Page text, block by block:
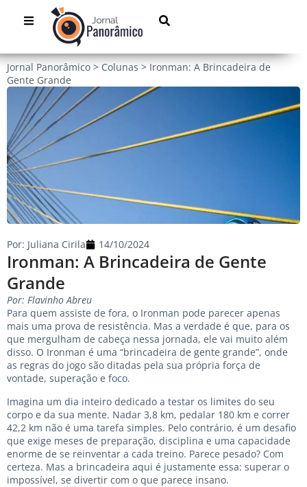
Jornal Panorâmico > Colunas > Ironman: A Brincadeira de
Gente Grande
Ironman: A Brincadeira de Gente
Grande
Por: Juliana Cirila 14/10/2024
Por: Flavinho Abreu
Para quem assiste de fora, o Ironman pode parecer apenas
mais uma prova de resistência. Mas a verdade é que, para os
que mergulham de cabeça nessa jornada, ele vai muito além
disso. O Ironman é uma “brincadeira de gente grande”, onde
as regras do jogo são ditadas pela sua própria força de
vontade, superação e foco.
Imagina um dia inteiro dedicado a testar os limites do seu
corpo e da sua mente. Nadar 3,8 km, pedalar 180 km e correr
42,2 km não é uma tarefa simples. Pelo contrário, é um desafio
que exige meses de preparação, disciplina e uma capacidade
enorme de se reinventar a cada treino. Parece pesado? Com
certeza. Mas a brincadeira aqui é justamente essa: superar o
impossível, se divertir com o que parece insano.